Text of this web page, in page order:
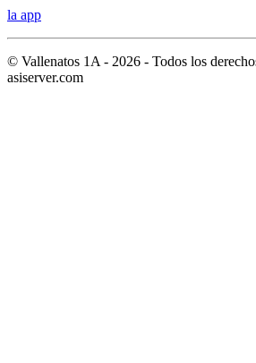
la app
© Vallenatos 1A - 2026 - Todos los
asiserver.com